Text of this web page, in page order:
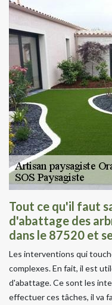
Tout ce qu'il faut
d'abattage des
dans le 87520 et
Les interventions qui
complexes. En fait, il est
d'abattage. Ce sont les
effectuer ces tâches, il va